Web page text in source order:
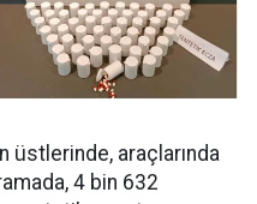
üstlerinde, araçlarında
⁠4 bin 632